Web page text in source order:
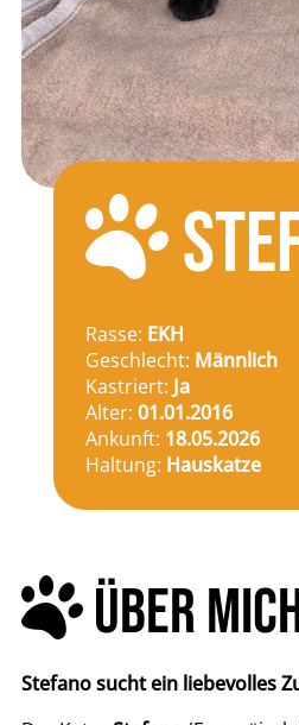
Rasse: EKH
Geschlecht: Männlich
Kastriert: Ja
Alter: 01.01.2016
Ankunft: 18.05.2026
Haltung: Hauskatze
ÜBER
Stefano sucht ein liebevolles